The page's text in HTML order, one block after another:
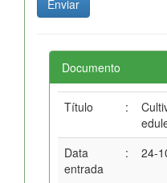
Documento
Título :
Data
entrada
: 24-